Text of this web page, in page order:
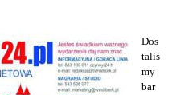
Dos
taliś
my
bar